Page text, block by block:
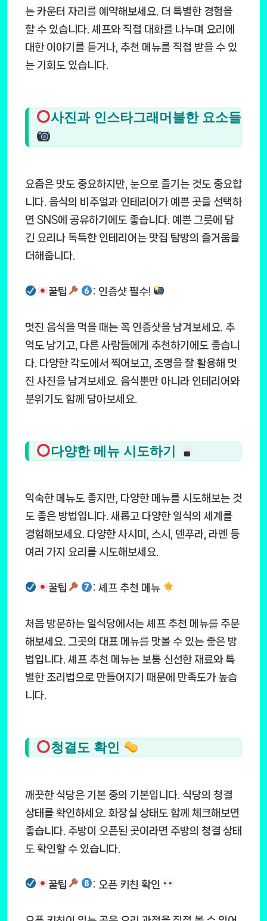
는 카운터 자리를 예약해보세요. 더 특별한 경험을
할 수 있습니다. 셰프와 직접 대화를 나누며 요리에
대한 이야기를 듣거나, 추천 메뉴를 직접 받을 수 있
는 기회도 있습니다.
사진과 인스타그래머블한 요소들
요즘은 맛도 중요하지만, 눈으로 즐기는 것도 중요합
니다. 음식의 비주얼과 인테리어가 예쁜 곳을 선택하
면 SNS에 공유하기에도 좋습니다. 예쁜 그릇에 담
긴 요리나 독특한 인테리어는 맛집 탐방의 즐거움을
더해줍니다.
꿀팁 : 인증샷 필수!
멋진 음식을 먹을 때는 꼭 인증샷을 남겨보세요. 추
억도 남기고, 다른 사람들에게 추천하기에도 좋습니
다. 다양한 각도에서 찍어보고, 조명을 잘 활용해 멋
진 사진을 남겨보세요. 음식뿐만 아니라 인테리어와
분위기도 함께 담아보세요.
다양한 메뉴 시도하기
익숙한 메뉴도 좋지만, 다양한 메뉴를 시도해보는 것
도 좋은 방법입니다. 새롭고 다양한 일식의 세계를
경험해보세요. 다양한 사시미, 스시, 덴푸라, 라멘 등
여러 가지 요리를 시도해보세요.
꿀팁 : 셰프 추천 메뉴
처음 방문하는 일식당에서는 셰프 추천 메뉴를 주문
해보세요. 그곳의 대표 메뉴를 맛볼 수 있는 좋은 방
법입니다. 셰프 추천 메뉴는 보통 신선한 재료와 특
별한 조리법으로 만들어지기 때문에 만족도가 높습
니다.
청결도 확인
깨끗한 식당은 기본 중의 기본입니다. 식당의 청결
상태를 확인하세요. 화장실 상태도 함께 체크해보면
좋습니다. 주방이 오픈된 곳이라면 주방의 청결 상태
도 확인할 수 있습니다.
꿀팁 : 오픈 키친 확인